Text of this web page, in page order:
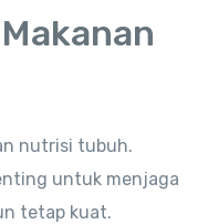
nutrisi tubuh.
untuk menjaga
tetap kuat.